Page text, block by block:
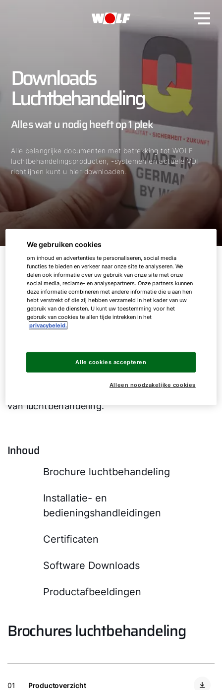
Downloads
Luchtbehandeling
Alles wat u nodig heeft op 1 plek
Alle belangrijke documenten met betrekking tot WOLF
luchtbehandelingsproducten, -systemen en actuele VDI
richtlijnen kunt u hier downloaden.
WOLF luchtbehandeling- &
ventilatie-units
Van Plug & Play tot individueel
Van compacte standaard units, via
individuele oplossingen met een luchtdebiet
van meer dan 100.000 m3/h. Wat de
van luchtbehandeling.
Inhoud
Brochure luchtbehandeling
Installatie- en
bedieningshandleidingen
Certificaten
Software Downloads
Productafbeeldingen
Brochures luchtbehandeling
01 Productoverzicht
Hallo!
Adresgegevens
We gebruiken cookies
om inhoud en advertenties te personaliseren, social media
functies te bieden en verkeer naar onze site te analyseren. We
delen ook informatie over uw gebruik van onze site met onze
social media, reclame- en analysepartners. Onze partners kunnen
deze informatie combineren met andere informatie die u aan hen
hebt verstrekt of die zij hebben verzameld in het kader van uw
gebruik van de diensten. U kunt uw toestemming voor het
gebruik van cookies te allen tijde intrekken in het
privacybeleid.
Alleen noodzakelijke cookies
Alle cookies accepteren